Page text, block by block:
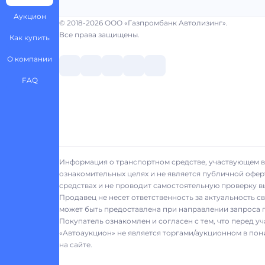
Аукцион
Как купить
О компании
FAQ
© 2018-2026 ООО «Газпромбанк Автолизинг».
Все права защищены.
Информация о транспортном средстве, участвующем
ознакомительных целях и не является публичной
средствах и не проводит самостоятельную проверку
Продавец не несет ответственность за
может быть предоставлена при направлении запроса
Покупатель ознакомлен и согласен с тем, что перед
«Автоаукцион» не является торгами/аукционном в
на сайте.